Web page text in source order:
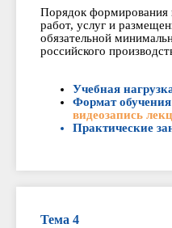
Порядок формирования
работ, услуг и
обязательной
российского
Учебная
Формат
видеозапись
Практические
Тема 4